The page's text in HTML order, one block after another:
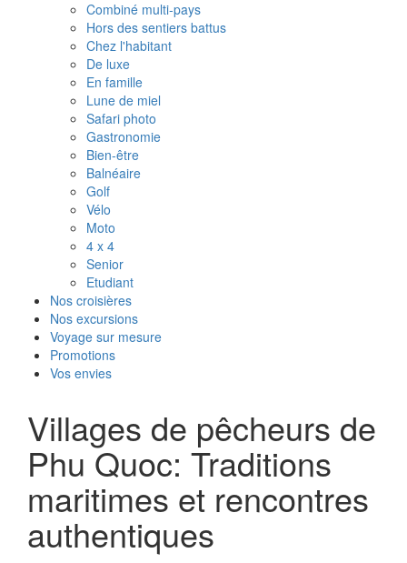
Combiné multi-pays
Hors des sentiers battus
Chez l'habitant
De luxe
En famille
Lune de miel
Safari photo
Gastronomie
Bien-être
Balnéaire
Golf
Vélo
Moto
4 x 4
Senior
Etudiant
Nos croisières
Nos excursions
Voyage sur mesure
Promotions
Vos envies
Villages de pêcheurs de
Phu Quoc: Traditions
maritimes et rencontres
authentiques